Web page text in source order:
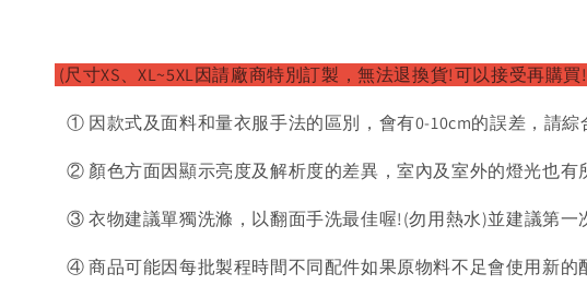
(尺寸XS、XL~5XL因請廠商特別訂製，無法退換貨!可以接受再購買
① 因款式及面料和量衣服手法的區別，會有0-10cm的誤差，請綜
② 顏色方面因顯示亮度及解析度的差異，室內及室外的燈光也有
③ 衣物建議單獨洗滌，以翻面手洗最佳喔!(勿用熱水)並建議第一
④ 商品可能因每批製程時間不同配件如果原物料不足會使用新